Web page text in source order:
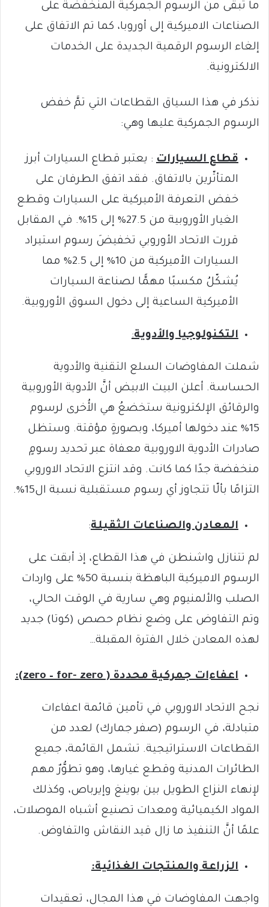
ما تبقّى من الرسوم الجمركية المنخفضة على
الصناعات الاميركية إلى أوروبا، كما تم الاتفاق على
إلغاء الرسوم الرقمية الجديدة على الخدمات
الالكترونية.
نذكر في هذا السياق القطاعات التي تمَّ خفض
الرسوم الجمركية عليها وهي:
قطاع السيارات : يعتبر قطاع السيارات أبرز
المتأثّرين بالاتفاق. فقد اتفق الطرفان على
خفض التعرفة الأميركية على السيارات وقطع
الغيار الأوروبية من 27.5% إلى 15%. في المقابل
قررت الاتحاد الأوروبي تخفيضَ رسوم استيراد
السيارات الأميركية من 10% إلى 2.5% مما
يُشكّلُ مكسبًا مهمًّا لصناعة السيارات
الأميركية الساعية إلى دخول السوق الأوروبية.
التكنولوجيا والأدوية:
شملت المفاوضات السلع التقنية والأدوية
الحساسة. أعلن البيت الابيض أنَّ الأدوية الأوروبية
والرقائق الإلكترونية ستخضعُ هي الأُخرى لرسوم
15% عند دخولها أميركا، وبصورةٍ مؤقتة. وستظل
صادرات الأدوية الاوروبية معفاة عبر تحديد رسومٍ
منخفضة جدًا كما كانت. وقد انتزع الاتحاد الاوروبي
التزامًا بألّا تتجاوز أي رسوم مستقبلية نسبة ال15%.
المعادن والصناعات الثقيلة:
لم تتنازل واشنطن في هذا القطاع، إذ أبقت على
الرسوم الاميركية الباهظة بنسبة 50% على واردات
الصلب والألمنيوم وهي سارية في الوقت الحالي،
وتم التفاوض على وضع نظام حصص (كوتا) جديد
لهذه المعادن خلال الفترة المقبلة…
اعفاءات جمركية محددة (zero – for- zero
):
نجح الاتحاد الاوروبي في تأمين قائمة اعفاءات
متبادلة، في الرسوم (صفر جمارك) لعدد من
القطاعات الاستراتيجية. تشمل القائمة، جميع
الطائرات المدنية وقطع غيارها، وهو تطوُّرٌ مهم
لإنهاء النزاع الطويل بين بوينغ وإيرباص، وكذلك
المواد الكيميائية ومعدات تصنيع أشباه الموصلات،
علمًا أنَّ التنفيذ ما زال قيد النقاش والتفاوض.
الزراعة والمنتجات الغذائية:
واجهت المفاوضات في هذا المجال، تعقيدات